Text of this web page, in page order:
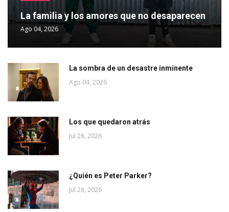
La familia y los amores que no desaparecen
Ago 04, 2026
La sombra de un desastre inminente
Ago 04, 2026
Los que quedaron atrás
Jul 28, 2026
¿Quién es Peter Parker?
Jul 28, 2026